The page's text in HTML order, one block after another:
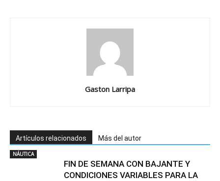
Gaston Larripa
Artículos relacionados Más del autor
NÁUTICA
FIN DE SEMANA CON BAJANTE Y
CONDICIONES VARIABLES PARA LA